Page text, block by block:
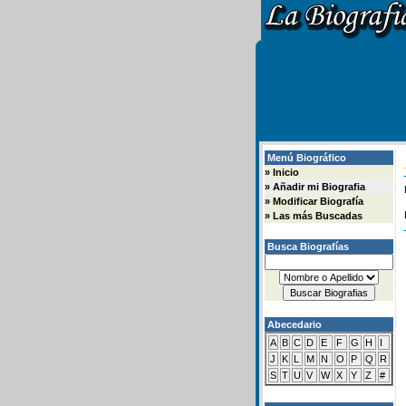
Menú Biográfico
» Inicio
» Añadir mi Biografia
» Modificar Biografía
» Las más Buscadas
Busca Biografías
Abecedario
A B C D E F G H
I
J
K L M N O P Q
R
S T U V W X Y Z #